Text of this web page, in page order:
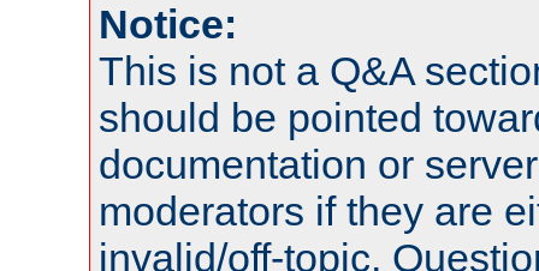
Notice:
This is not a Q&A
should be pointed
documentation or
moderators if they are
invalid/off-topic.